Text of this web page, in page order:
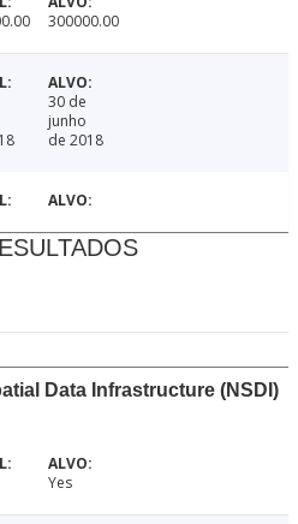
300000.00
30 de
junho
de 2018
Data Infrastructure (NSDI)
Yes